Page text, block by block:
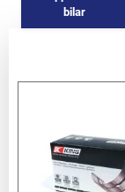
bilar